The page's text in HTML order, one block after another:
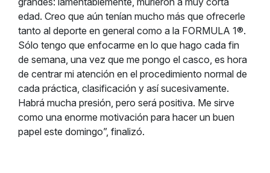
edad. Creo que aún tenían mucho más que ofrecerle
tanto al deporte en general como a la FORMULA 1®.
Sólo tengo que enfocarme en lo que hago cada fin
de semana, una vez que me pongo el casco, es hora
de centrar mi atención en el procedimiento normal de
cada práctica, clasificación y así sucesivamente.
Habrá mucha presión, pero será positiva. Me sirve
como una enorme motivación para hacer un buen
papel este domingo”, finalizó.